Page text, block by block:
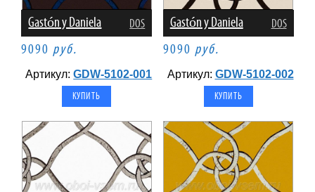
Gastón y Daniela DOS
9090 руб.
Артикул:GDW-5102-001
Gastón y Daniela DOS
9090 руб.
Артикул: GDW-5102-002